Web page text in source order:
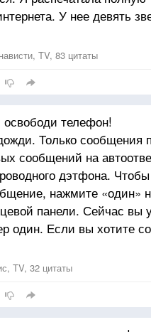
У нее девять
TV, 83 цитаты
телефон!
Только сообщения
сообщений на
дэтфона. Чтобы
нажмите «один»
панели. Сейчас вы
один. Если вы хотите
прослушать сообщение,
»
TV, 32 цитаты